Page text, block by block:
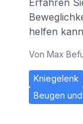
Erfahren
helfen
Von Max
Kniegelenk
Beugen